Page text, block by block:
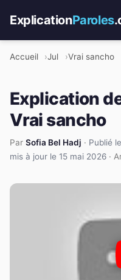
ExplicationParoles
Accueil Jul Vrai sancho
Explication
Vrai sancho
Par Sofia Bel Hadj · Publié
mis à jour le 15 mai 2026 ·